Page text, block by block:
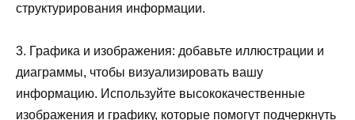
структурирования информации.
3. Графика и изображения: добавьте иллюстрации и
диаграммы, чтобы визуализировать вашу
информацию. Используйте высококачественные
изображения и графику, которые помогут подчеркнуть